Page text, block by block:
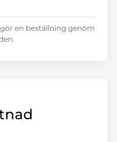
en beställning genom